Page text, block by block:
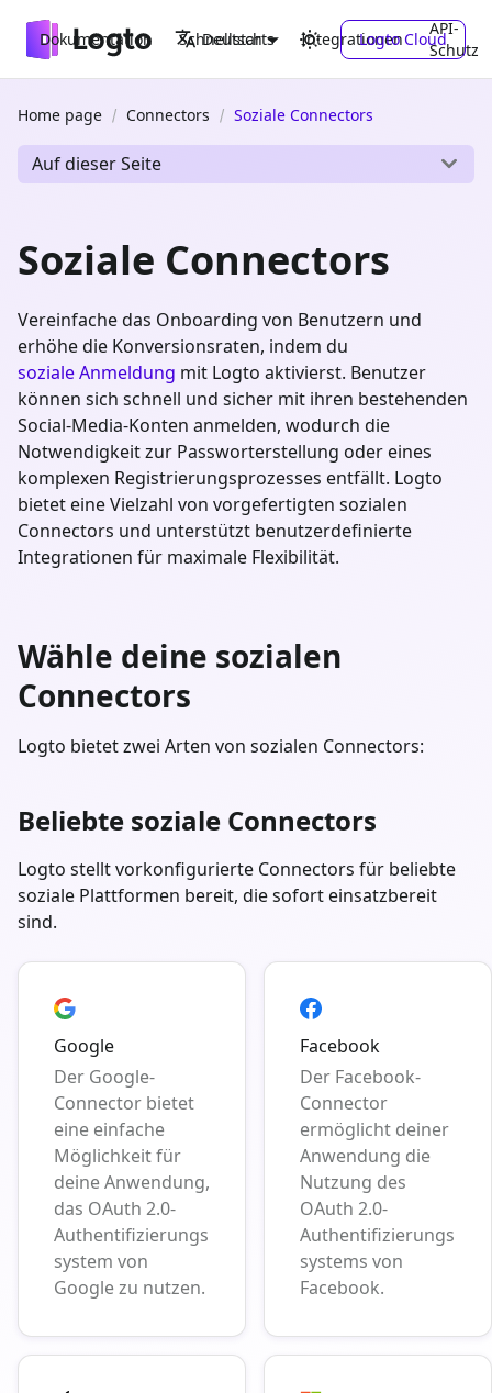
Dokumentation Schnellstarts Integrationen
API-
Schutz
Deutsch Logto Cloud
Home page Connectors Soziale Connectors
Auf dieser Seite
Soziale Connectors
Vereinfache das Onboarding von Benutzern und
erhöhe die Konversionsraten, indem du
soziale Anmeldung mit Logto aktivierst. Benutzer
können sich schnell und sicher mit ihren bestehenden
Social-Media-Konten anmelden, wodurch die
Notwendigkeit zur Passworterstellung oder eines
komplexen Registrierungsprozesses entfällt. Logto
bietet eine Vielzahl von vorgefertigten sozialen
Connectors und unterstützt benutzerdefinierte
Integrationen für maximale Flexibilität.
Wähle deine sozialen
Connectors
Logto bietet zwei Arten von sozialen Connectors:
Beliebte soziale Connectors
Logto stellt vorkonfigurierte Connectors für beliebte
soziale Plattformen bereit, die sofort einsatzbereit
sind.
Google
Der Google-
Connector bietet
eine einfache
Möglichkeit für
deine Anwendung,
das OAuth 2.0-
Authentifizierungs
system von
Google zu nutzen.
Facebook
Der Facebook-
Connector
ermöglicht deiner
Anwendung die
Nutzung des
OAuth 2.0-
Authentifizierungs
systems von
Facebook.